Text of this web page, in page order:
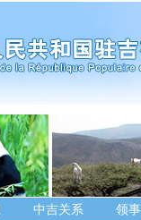
中吉关系 领